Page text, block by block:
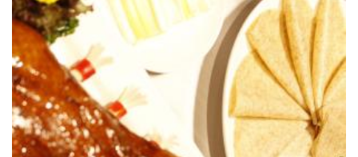
刊登